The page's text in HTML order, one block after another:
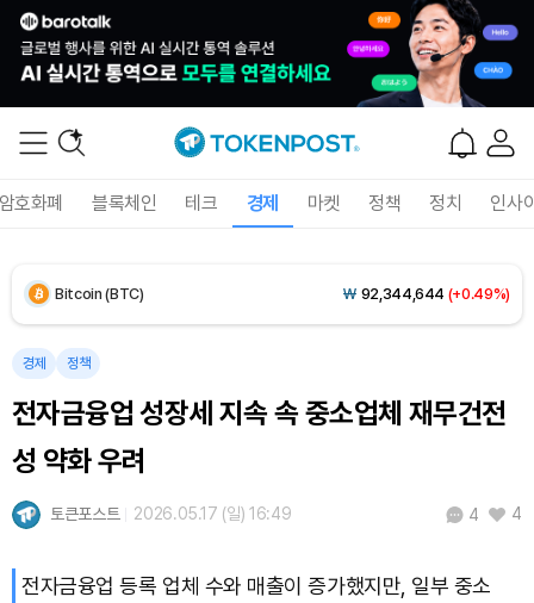
호화폐 블록체인 테크 경제 마켓 정책 정치 인사
Bitcoin (BTC) ₩ 92,344,644 (+0.49%)
Ethereum (ETH)
Tether USDt (USDT) ₩1,424(+0.01%)
BNB (BNB)
XRP (XRP) ₩ 1,454(-1.97%)
경제 정책
전자금융업 성장세 지속 속 중소업체 재무건전
성 약화 우려
토큰포스트 2026.05.17 (일) 16:49 4 4
전자금융업 등록 업체 수와 매출이 증가했지만, 일부 중소